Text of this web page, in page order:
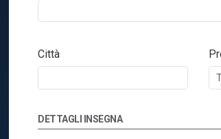
Città
DETTAGLI INSEGNA